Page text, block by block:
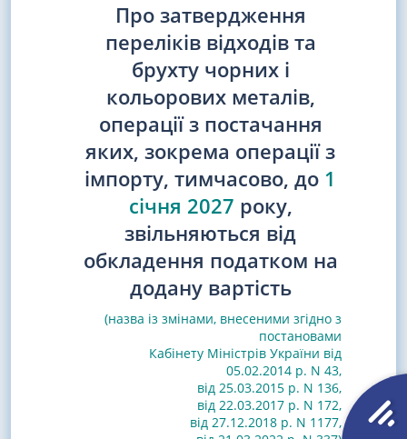
Про затвердження
переліків відходів та
брухту чорних і
кольорових металів,
операції з постачання
яких, зокрема операції з
імпорту, тимчасово, до 1
січня 2027 року,
звільняються від
обкладення податком на
додану вартість
(назва із змінами, внесеними згідно з
постановами
Кабінету Міністрів України від
05.02.2014 р. N 43,
від 25.03.2015 р. N 136,
від 22.03.2017 р. N 172,
від 27.12.2018 р. N 1177,